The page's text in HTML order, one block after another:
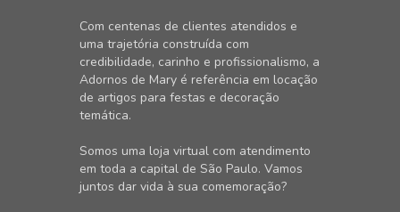
Com centenas de clientes atendidos e
uma trajetória construída com
credibilidade, carinho e profissionalismo, a
Adornos de Mary é referência em locação
de artigos para festas e decoração
temática.
Somos uma loja virtual com atendimento
em toda a capital de São Paulo. Vamos
juntos dar vida à sua comemoração?